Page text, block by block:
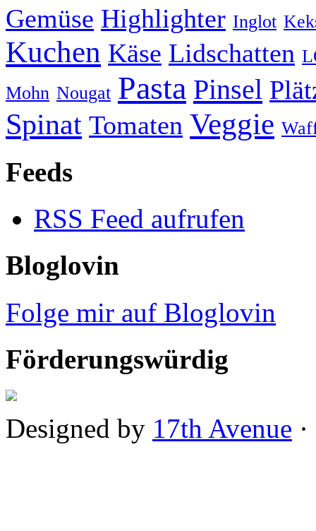
Gemüse Highlighter Inglot
Kuchen Käse Lidschatten
Mohn Nougat Pasta Pinsel
Spinat Tomaten Veggie
Feeds
RSS Feed aufrufen
Bloglovin
Folge mir auf Bloglovin
Förderungswürdig
Designed by 17th Avenue